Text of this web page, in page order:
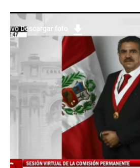
Descargar foto